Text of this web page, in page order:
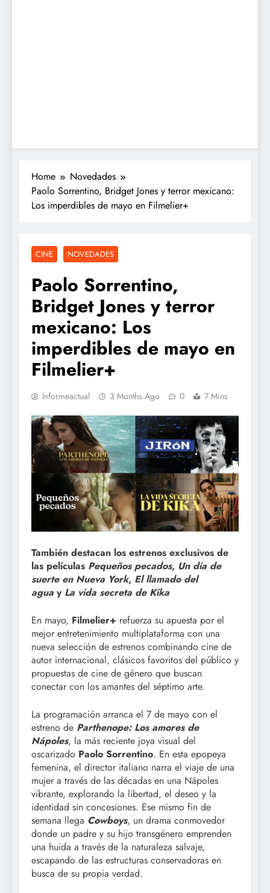
Home
Novedades
Paolo Sorrentino, Bridget Jones y terror mexicano:
Los imperdibles de mayo en Filmelier+
CINE NOVEDADES
Paolo Sorrentino,
Bridget Jones y terror
mexicano: Los
imperdibles de mayo en
Filmelier+
Informeactual 3 Months Ago 0 7 Mins
También destacan los estrenos exclusivos de
las películas Pequeños pecados, Un día de
suerte en Nueva York, El llamado del
agua y La vida secreta de Kika
En mayo, Filmelier+ refuerza su apuesta por el
mejor entretenimiento multiplataforma con una
nueva selección de estrenos combinando cine de
autor internacional, clásicos favoritos del público y
propuestas de cine de género que buscan
conectar con los amantes del séptimo arte.
La programación arranca el 7 de mayo con el
estreno de Parthenope: Los amores de
Nápoles, la más reciente joya visual del
oscarizado Paolo Sorrentino. En esta epopeya
femenina, el director italiano narra el viaje de una
mujer a través de las décadas en una Nápoles
vibrante, explorando la libertad, el deseo y la
identidad sin concesiones. Ese mismo fin de
semana llega Cowboys, un drama conmovedor
donde un padre y su hijo transgénero emprenden
una huida a través de la naturaleza salvaje,
escapando de las estructuras conservadoras en
busca de su propia verdad.